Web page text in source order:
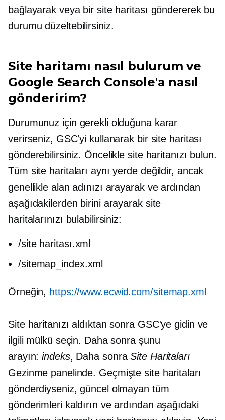
bağlayarak veya bir site haritası göndererek bu
durumu düzeltebilirsiniz.
Site haritamı nasıl bulurum ve
Google Search Console'a nasıl
gönderirim?
Durumunuz için gerekli olduğuna karar
verirseniz, GSC'yi kullanarak bir site haritası
gönderebilirsiniz. Öncelikle site haritanızı bulun.
Tüm site haritaları aynı yerde değildir, ancak
genellikle alan adınızı arayarak ve ardından
aşağıdakilerden birini arayarak site
haritalarınızı bulabilirsiniz:
/site haritası.xml
/sitemap_index.xml
Örneğin, https://www.ecwid.com/sitemap.xml
Site haritanızı aldıktan sonra GSC'ye gidin ve
ilgili mülkü seçin. Daha sonra şunu
arayın:indeks, Daha sonraSite Haritaları
Gezinme panelinde. Geçmişte site haritaları
gönderdiyseniz, güncel olmayan tüm
gönderimleri kaldırın ve ardından aşağıdaki